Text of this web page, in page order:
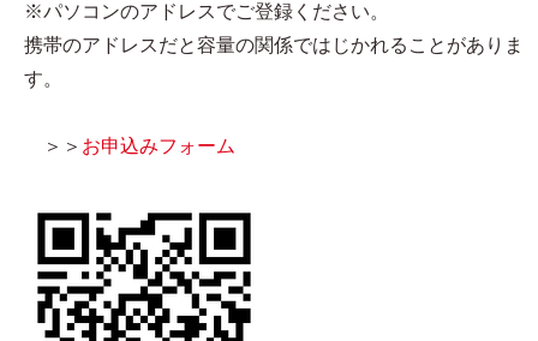
※パソコンのアドレスでご登録ください。
携帯のアドレスだと容量の関係ではじかれることがありま
す。
＞＞ お申込みフォーム